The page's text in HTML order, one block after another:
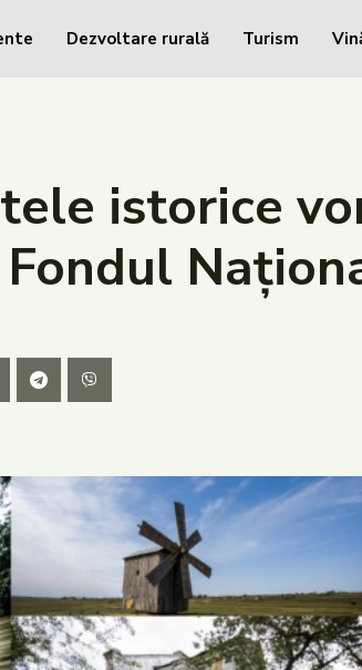
Dezvoltare rurală Turism
istorice